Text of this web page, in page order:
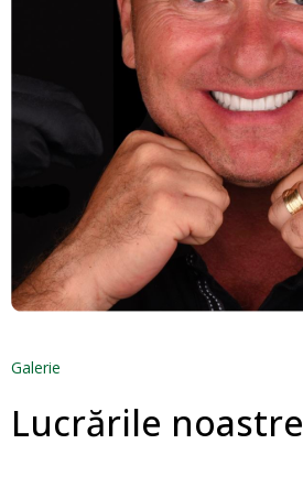
Galerie
Lucrările noastre